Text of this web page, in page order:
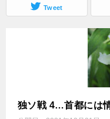
Tweet
独ソ戦 4…首都には